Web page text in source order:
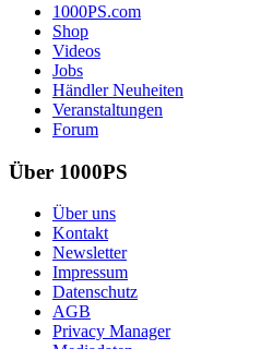
1000PS.com
Shop
Videos
Jobs
Händler Neuheiten
Veranstaltungen
Forum
Über 1000PS
Über uns
Kontakt
Newsletter
Impressum
Datenschutz
AGB
Privacy Manager